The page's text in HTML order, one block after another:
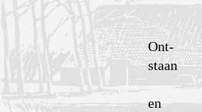
Ont-
staan
en